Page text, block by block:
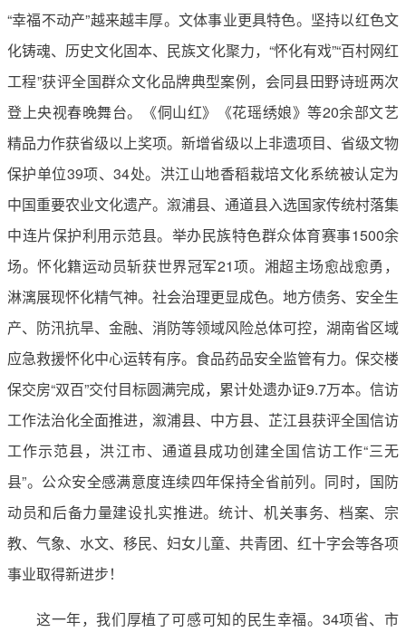
“幸福不动产”越来越丰厚。文体事业更具特色。坚持以红色文
化铸魂、历史文化固本、民族文化聚力，“怀化有戏”“百村网红
工程”获评全国群众文化品牌典型案例，会同县田野诗班两次
登上央视春晚舞台。《侗山红》《花瑶绣娘》等20余部文艺
精品力作获省级以上奖项。新增省级以上非遗项目、省级文物
保护单位39项、34处。洪江山地香稻栽培文化系统被认定为
中国重要农业文化遗产。溆浦县、通道县入选国家传统村落集
中连片保护利用示范县。举办民族特色群众体育赛事1500余
场。怀化籍运动员斩获世界冠军21项。湘超主场愈战愈勇，
淋漓展现怀化精气神。社会治理更显成色。地方债务、安全生
产、防汛抗旱、金融、消防等领域风险总体可控，湖南省区域
应急救援怀化中心运转有序。食品药品安全监管有力。保交楼
保交房“双百”交付目标圆满完成，累计处遗办证9.7万本。信访
工作法治化全面推进，溆浦县、中方县、芷江县获评全国信访
工作示范县，洪江市、通道县成功创建全国信访工作“三无
县”。公众安全感满意度连续四年保持全省前列。同时，国防
动员和后备力量建设扎实推进。统计、机关事务、档案、宗
教、气象、水文、移民、妇女儿童、共青团、红十字会等各项
事业取得新进步！
这一年，我们厚植了可感可知的民生幸福。34项省、市